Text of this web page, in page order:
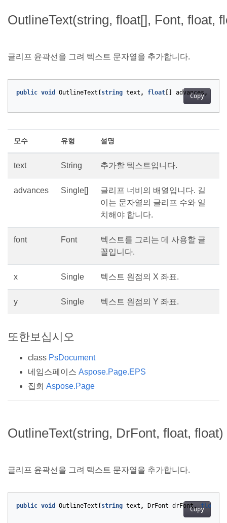
OutlineText(string, float[], Font, float,
글리프 윤곽선을 그려 텍스트 문자열을 추가합니다.
Copy
public void OutlineText ( string text , float advances ,
모수 유형 설명
text String 추가할 텍스트입니다.
advances Single[]
글리프 너비의 배열입니다. 길
이는 문자열의 글리프 수와 일
치해야 합니다.
font Font
텍스트를 그리는 데 사용할 글
꼴입니다.
x Single 텍스트 원점의 X 좌표.
y Single 텍스트 원점의 Y 좌표.
또한보십시오
class PsDocument
네임스페이스 Aspose.Page.EPS
집회 Aspose.Page
OutlineText(string, DrFont, float, float)
글리프 윤곽선을 그려 텍스트 문자열을 추가합니다.
Copy
public void OutlineText ( string text , DrFont drFont, float